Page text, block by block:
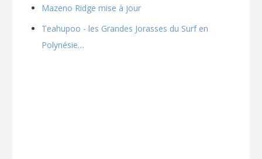
Mazeno Ridge mise à jour
Teahupoo - les Grandes Jorasses du Surf en
Polynésie…